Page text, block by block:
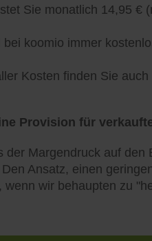
Sie monatlich 14,95 €
koomio immer
Kosten finden Sie
Provision für
der Margendruck auf
Ansatz, einen
wenn wir behaupten zu